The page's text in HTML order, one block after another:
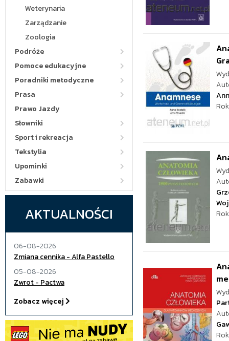
Weterynaria
Zarządzanie
Zoologia
Podróże
Pomoce edukacyjne
Poradniki metodyczne
Prasa
Prawo Jazdy
Słowniki
Sport i rekreacja
Tekstylia
Upominki
Zabawki
AKTUALNOŚCI
06-08-2026
Zmiana cennika - Alfa Pastello
05-08-2026
Zwrot - Pactwa
Zobacz więcej